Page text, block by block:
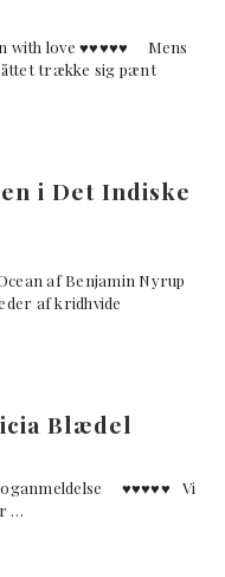
with love ♥︎♥︎♥︎♥︎♥︎ Mens
trække sig pænt
i Det Indiske
af Benjamin Nyrup
af kridhvide
Blædel
boganmeldelse ♥︎♥︎♥︎♥︎♥︎ Vi
…